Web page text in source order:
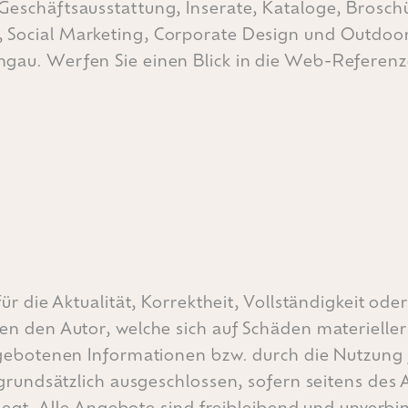
Inserate, Kataloge,
Social Marketing, Corporate Design und
Werfen Sie einen Blick in dieWeb-
die Aktualität, Korrektheit, Vollständigkeit
den Autor, welche sich auf Schäden
Informationen bzw. durch die
ausgeschlossen, sofern seitens des